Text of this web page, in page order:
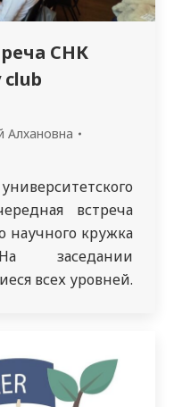
СНК
Алхановна
встреча
научного кружка
заседании
всех уровней.
3-го курса
было подробно